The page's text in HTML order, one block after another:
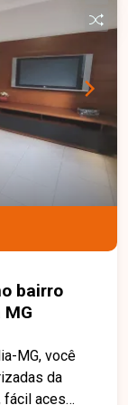
banheiro
excelente
renda
e
Agende
detalhes
bairro
MG, você
da
acesso